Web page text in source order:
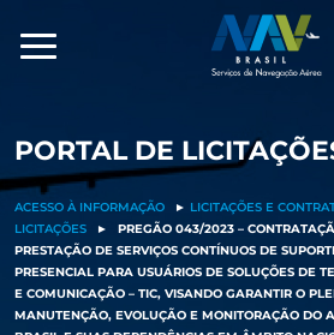
para
PORTAL DE
ACESSO À INFORMAÇÃO ► LICITAÇÕES E
LICITAÇÕES
►
PREGÃO 043/2023 –
PRESTAÇÃO DE SERVIÇOS CONTÍNUOS DE
PRESENCIAL PARA USUÁRIOS DE SOLUÇÕES DE
E COMUNICAÇÃO – TIC, VISANDO GARANTIR O
MANUTENÇÃO, EVOLUÇÃO E MONITORAÇÃO DO